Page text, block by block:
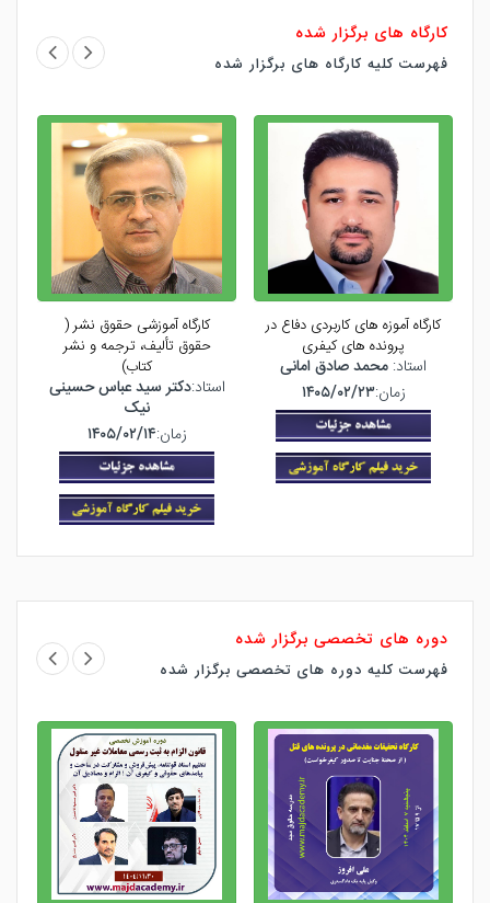
کارگاه های برگزار شده
فهرست کلیه کارگاه های برگزار شده
کارگاه آموزه های کاربردی دفاع در
پرونده های کیفری
استاد: محمد صادق امانی
زمان:۱۴۰۵/۰۲/۲۳
کارگاه آموزشی حقوق نشر (
حقوق تألیف، ترجمه و نشر
کتاب)
استاد:دکتر سید عباس حسینی
نیک
زمان:۱۴۰۵/۰۲/۱۴
دوره های تخصصی برگزار شده
فهرست کلیه دوره های تخصصی برگزار شده